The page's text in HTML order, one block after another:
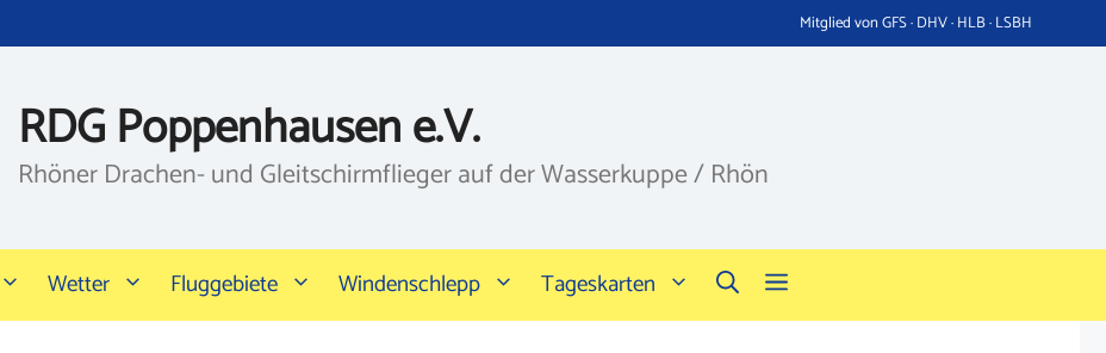
Mitglied von GFS · DHV · HLB · LSBH
RDG Poppenhausen e.V.
Rhöner Drachen- und Gleitschirmflieger auf der Wasserkuppe / Rhön
Wetter Fluggebiete Windenschlepp Tageskarten